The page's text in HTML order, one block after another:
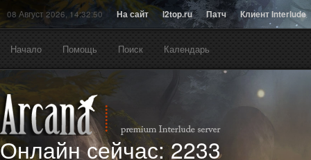
08 Август 2026, 14:32:50 На сайт l2top.ru Патч Клиент Interlude
Начало Помощь Поиск Календарь
Онлайн сейчас:2233